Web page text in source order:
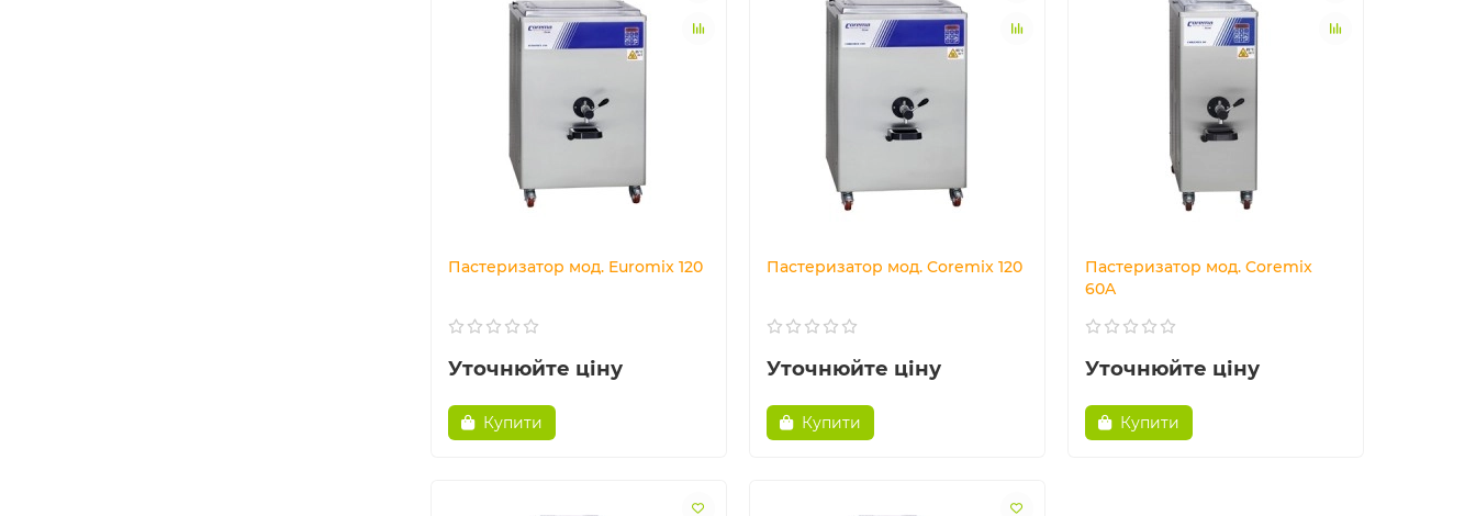
Пастеризатор мод. Euromix 120
Уточнюйте ціну
Купити
Пастеризатор мод. Coremix 120
Уточнюйте ціну
Купити
Пастеризатор мод. Coremix
60A
Уточнюйте ціну
Купити